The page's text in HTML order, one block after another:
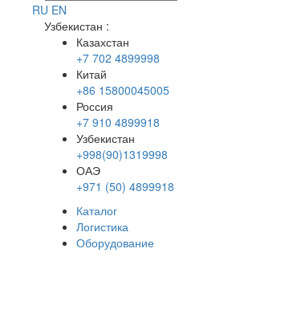
RU EN
Узбекистан :
Казахстан
+7 702 4899998
Китай
+86 15800045005
Россия
+7 910 4899918
Узбекистан
+998(90)1319998
ОАЭ
+971 (50) 4899918
Каталог
Логистика
Оборудование